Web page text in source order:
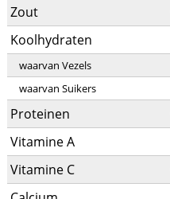
Zout
Koolhydraten
waarvan Vezels
waarvan Suikers
Proteinen
Vitamine A
Vitamine C